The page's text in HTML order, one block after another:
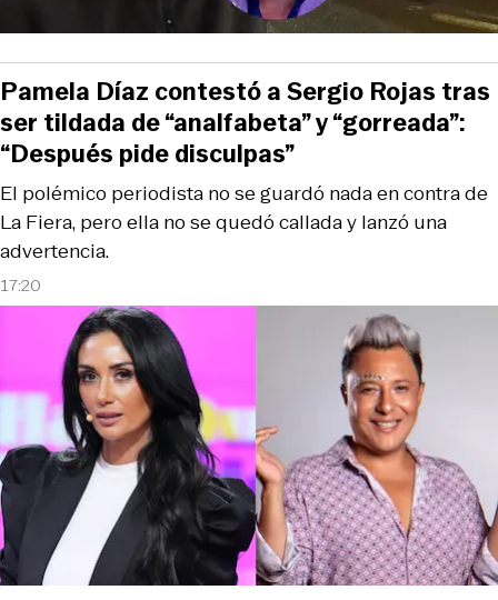
17:20
El polémico periodista no se guardó nada en contra de
La Fiera, pero ella no se quedó callada y lanzó una
advertencia.
Pamela Díaz contestó a Sergio Rojas tras
ser tildada de “analfabeta” y “gorreada”:
“Después pide disculpas”